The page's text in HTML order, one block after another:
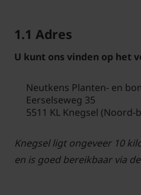
1.1 Adres
U kunt ons vinden op het
Neutkens Planten- en
Eerselseweg 35
5511 KL Knegsel
Knegsel ligt ongeveer 10
en is goed bereikbaar via de